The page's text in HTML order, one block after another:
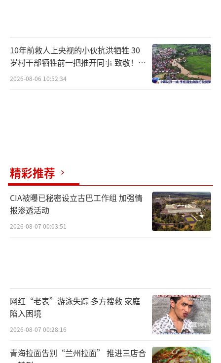
10年前救人上央视的小伙抗洪牺牲 30
岁村干部牺牲前一把推开同事 致敬！送
别！
2026-08-06 10:52:34
精彩推荐
CIA被曝已秘密设立古巴工作组 加强情
报渗透活动
2026-08-07 00:03:51
网红“老表”游泳失踪 多方搜救 家庭
陷入困境
2026-08-07 00:28:16
青海拉面告别“兰州拉面” 推进三店合